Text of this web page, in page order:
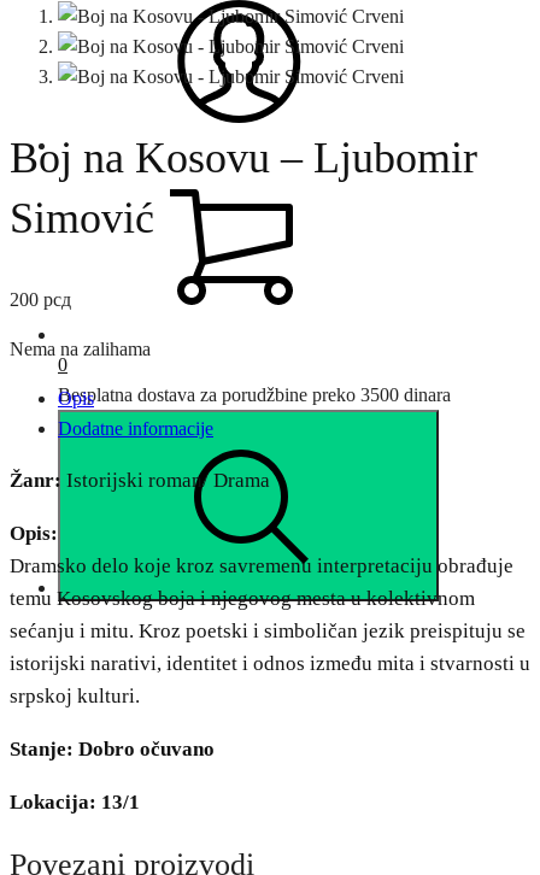
0
Besplatna dostava za porudžbine preko 3500 dinara
Boj na Kosovu – Ljubomir
Simović
200 рсд
Nema na zalihama
Opis
Dodatne informacije
Žanr: Istorijski roman/ Drama
Opis:
Dramsko delo koje kroz savremenu interpretaciju obrađuje
temu Kosovskog boja i njegovog mesta u kolektivnom
sećanju i mitu. Kroz poetski i simboličan jezik preispituju se
istorijski narativi, identitet i odnos između mita i stvarnosti u
srpskoj kulturi.
Stanje: Dobro očuvano
Lokacija: 13/1
Povezani proizvodi